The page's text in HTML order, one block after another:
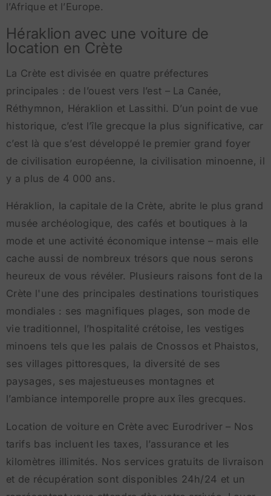
l’Afrique et l’Europe.
Héraklion avec une voiture de
location en Crète
La Crète est divisée en quatre préfectures
principales : de l’ouest vers l’est – La Canée,
Réthymnon, Héraklion et Lassithi. D’un point de vue
historique, c’est l’île grecque la plus significative, car
c’est là que s’est développé le premier grand foyer
de civilisation européenne, la civilisation minoenne, il
y a plus de 4 000 ans.
Héraklion, la capitale de la Crète, abrite le plus grand
musée archéologique, des cafés et boutiques à la
mode et une activité économique intense – mais elle
cache aussi de nombreux trésors que nous serons
heureux de vous révéler. Plusieurs raisons font de la
Crète l'une des principales destinations touristiques
mondiales : ses magnifiques plages, son mode de
vie traditionnel, l’hospitalité crétoise, les vestiges
minoens tels que les palais de Cnossos et Phaistos,
ses villages pittoresques, la diversité de ses
paysages, ses majestueuses montagnes et
l’ambiance intemporelle propre aux îles grecques.
Location de voiture en Crète avec Eurodriver – Nos
tarifs bas incluent les taxes, l’assurance et les
kilomètres illimités. Nos services gratuits de livraison
et de récupération sont disponibles 24h/24 et un